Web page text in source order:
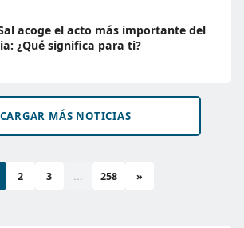
acoge el acto más importante del
¿Qué significa para ti?
CARGAR MÁS NOTICIAS
2 3 ... 258 »